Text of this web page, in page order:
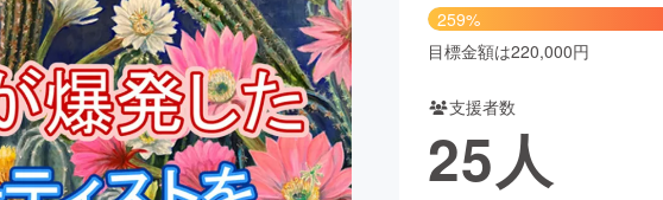
籍・雑誌出版 アニメ・漫画
ャレンジ ビューティー・ヘルスケア
259%
目標金額は220,000円
支援者数
25人